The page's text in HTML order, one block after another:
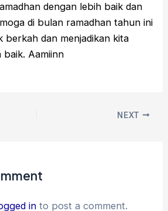
dengan lebih baik dan
di bulan ramadhan tahun ini
berkah dan menjadikan kita
Aamiinn
NEXT
into post a comment.